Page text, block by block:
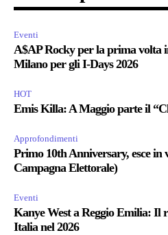
Eventi
A$AP Rocky per la prima volta
Milano per gli I-Days 2026
HOT
Emis Killa: A Maggio parte il
Approfondimenti
Primo 10th Anniversary, esce
Campagna Elettorale)
Eventi
Kanye West a Reggio Emilia: Il
Italia nel 2026